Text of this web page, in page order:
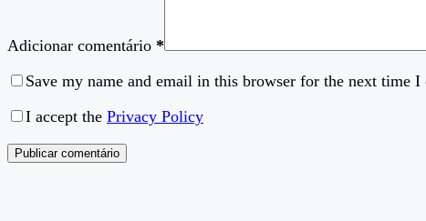
Adicionar comentário *
Save my name and email in this browser for the next time I
I accept the Privacy Policy
Publicar comentário